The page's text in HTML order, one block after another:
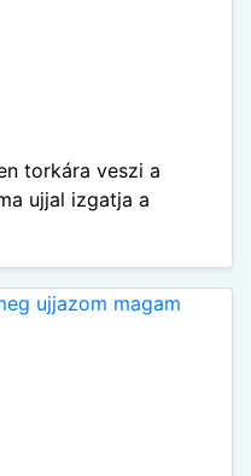
torkára veszi a
ujjal izgatja a